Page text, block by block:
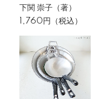
下関 崇子（著）
1,760円（税込）